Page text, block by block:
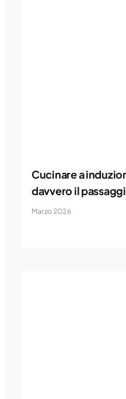
Cucinare a
davvero il
Marzo 2026